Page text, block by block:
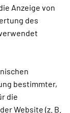
Anzeige von
des
bestimmter,
die
Website (z. B.